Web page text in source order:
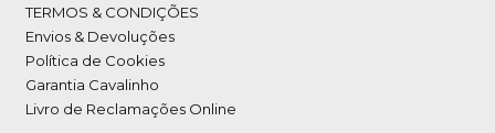
TERMOS & CONDIÇÕES
Envios & Devoluções
Política de Cookies
Garantia Cavalinho
Livro de Reclamações Online